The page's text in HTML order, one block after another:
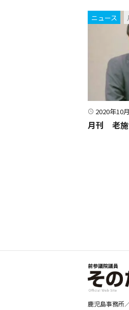
2020年10
月刊 老
ニュース
鹿児島事務所